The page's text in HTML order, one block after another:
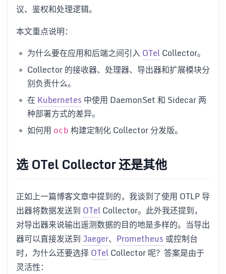
议、鉴权和处理逻辑。
本文重点说明：
为什么要在应用和后端之间引入OTelCollector。
Collector 的接收器、处理器、导出器和扩展模块分
别负责什么。
在 Kubernetes 中使用 DaemonSet 和 Sidecar 两
种部署方式的差异。
如何用 ocb 构建定制化 Collector 分发版。
选 OTel Collector 还是其他
正如上一篇博客文章中提到的，我谈到了使用 OTLP 导
出器将数据发送到 OTelCollector。此外我还提到，
对导出器来说输出遥测数据的目的地是多样的。当导出
器可以直接发送到 Jaeger、 Prometheus 或控制台
时，为什么还要选择OTelCollector 呢？答案是由于
灵活性：